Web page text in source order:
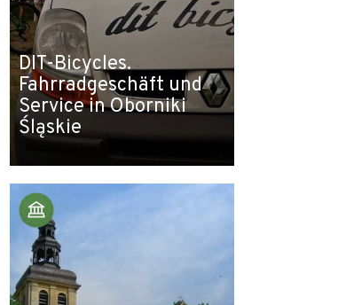
DIT-Bicycles.
Fahrradgeschäft und
Service in Oborniki
Śląskie